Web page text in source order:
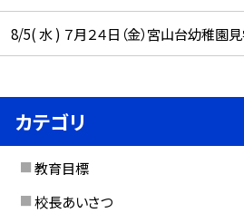
8/5( 水 ) ７月２４日（金）宮山台幼稚園
カテゴリ
教育目標
校長あいさつ